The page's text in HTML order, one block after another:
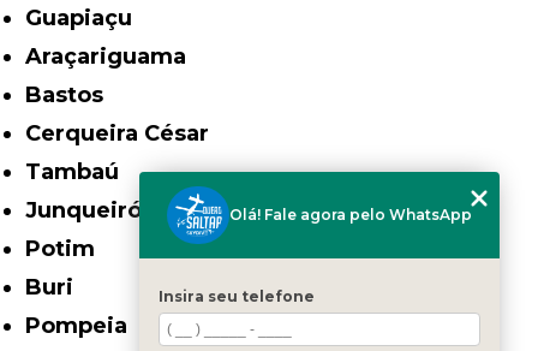
Guapiaçu
Araçariguama
Bastos
Cerqueira César
Tambaú
Junqueirópolis
Potim
Buri
Pompeia
Olá! Fale agora pelo WhatsApp
Insira seu telefone